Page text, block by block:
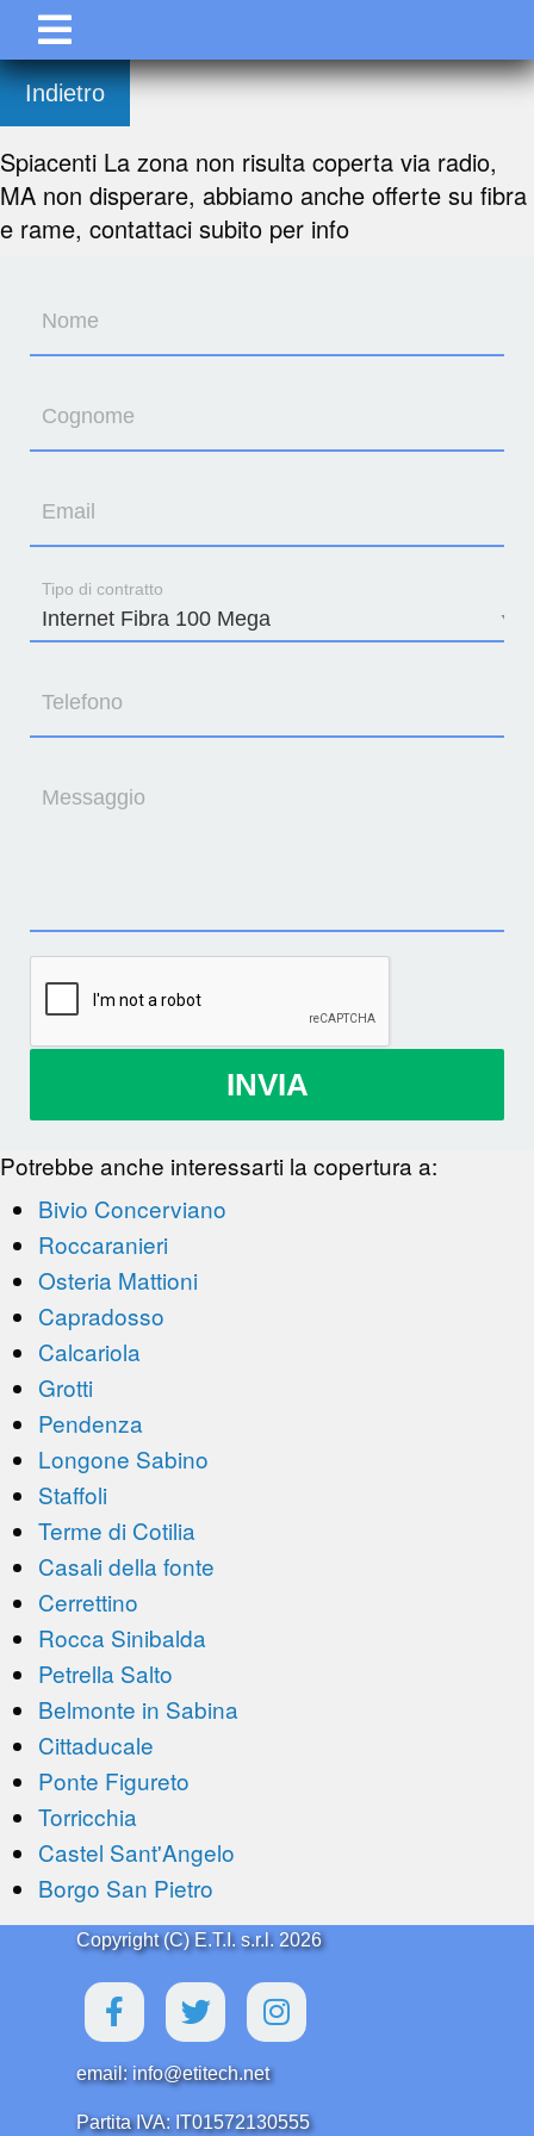
Indietro
Spiacenti La zona non risulta coperta via radio,
MA non disperare, abbiamo anche offerte su fibra
e rame, contattaci subito per info
Nome
Cognome
Email
Tipo di contratto
Telefono
Messaggio
INVIA
Potrebbe anche interessarti la copertura a:
Bivio Concerviano
Roccaranieri
Osteria Mattioni
Capradosso
Calcariola
Grotti
Pendenza
Longone Sabino
Staffoli
Terme di Cotilia
Casali della fonte
Cerrettino
Rocca Sinibalda
Petrella Salto
Belmonte in Sabina
Cittaducale
Ponte Figureto
Torricchia
Castel Sant'Angelo
Borgo San Pietro
Copyright (C) E.T.I. s.r.l. 2026
email: info@etitech.net
Partita IVA: IT01572130555